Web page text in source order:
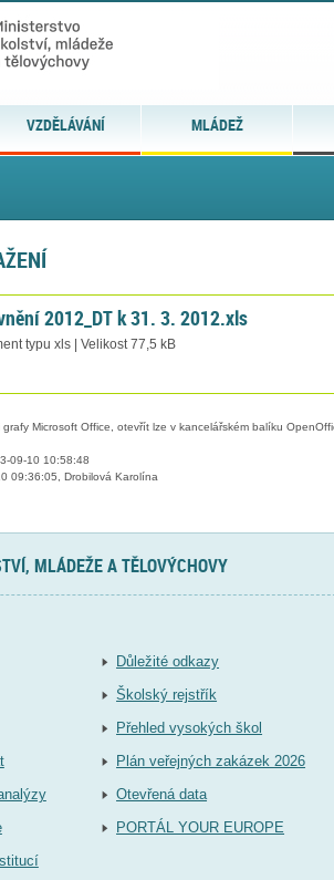
VZDĚLÁVÁNÍ MLÁDEŽ
2012_DT k 31. 3. 2012.xls
typu xls | Velikost 77,5 kB
Microsoft Office, otevřít lze v kancelářském balíku
09-10 10:58:48
09:36:05, Drobilová Karolína
MLÁDEŽE A TĚLOVÝCHOVY
Důležité odkazy
Školský rejstřík
Přehled vysokých škol
Plán veřejných zakázek 2026
Otevřená data
PORTÁL YOUR EUROPE